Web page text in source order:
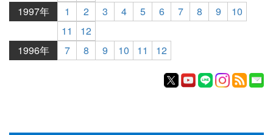
1997年
1 2 3 4 5 6 7 8 9
10
11
12
1996年
7 8 9 10 11 12